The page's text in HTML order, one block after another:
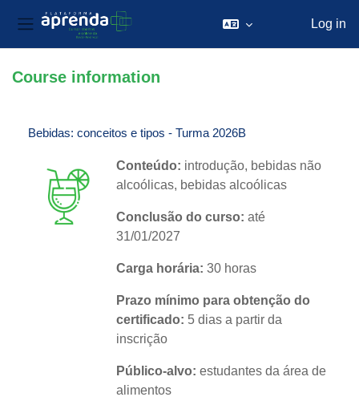
Side panel
Log in
Course information
Bebidas: conceitos e tipos - Turma 2026B
Conteúdo: introdução, bebidas não
alcoólicas, bebidas alcoólicas
Conclusão do curso: até
31/01/2027
Carga horária: 30 horas
Prazo mínimo para obtenção do
certificado: 5 dias a partir da
inscrição
Público-alvo: estudantes da área de
alimentos